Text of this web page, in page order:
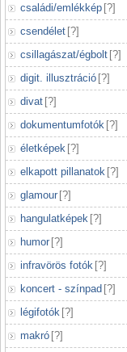
családi/emlékkép [?]
csendélet [?]
csillagászat/égbolt [?]
digit. illusztráció [?]
divat [?]
dokumentumfotók [?]
életképek [?]
elkapott pillanatok [?]
glamour [?]
hangulatképek [?]
humor [?]
infravörös fotók [?]
koncert - színpad [?]
légifotók [?]
makró [?]